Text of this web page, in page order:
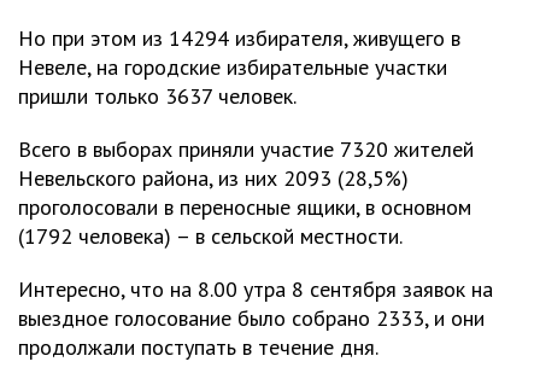
Но при этом из 14294 избирателя, живущего в
Невеле, на городские избирательные участки
пришли только 3637 человек.
Всего в выборах приняли участие 7320 жителей
Невельского района, из них 2093 (28,5%)
проголосовали в переносные ящики, в основном
(1792 человека) – в сельской местности.
Интересно, что на 8.00 утра 8 сентября заявок на
выездное голосование было собрано 2333, и они
продолжали поступать в течение дня.